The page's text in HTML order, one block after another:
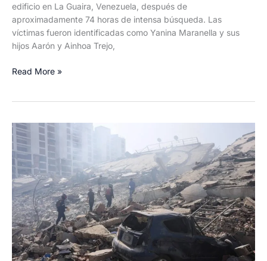
edificio en La Guaira, Venezuela, después de
aproximadamente 74 horas de intensa búsqueda. Las
víctimas fueron identificadas como Yanina Maranella y sus
hijos Aarón y Ainhoa Trejo,
Hallan
la
esposa
y
los
dos
hijos
del
futbolista
argentino
Lucas
Trejo
Read More »